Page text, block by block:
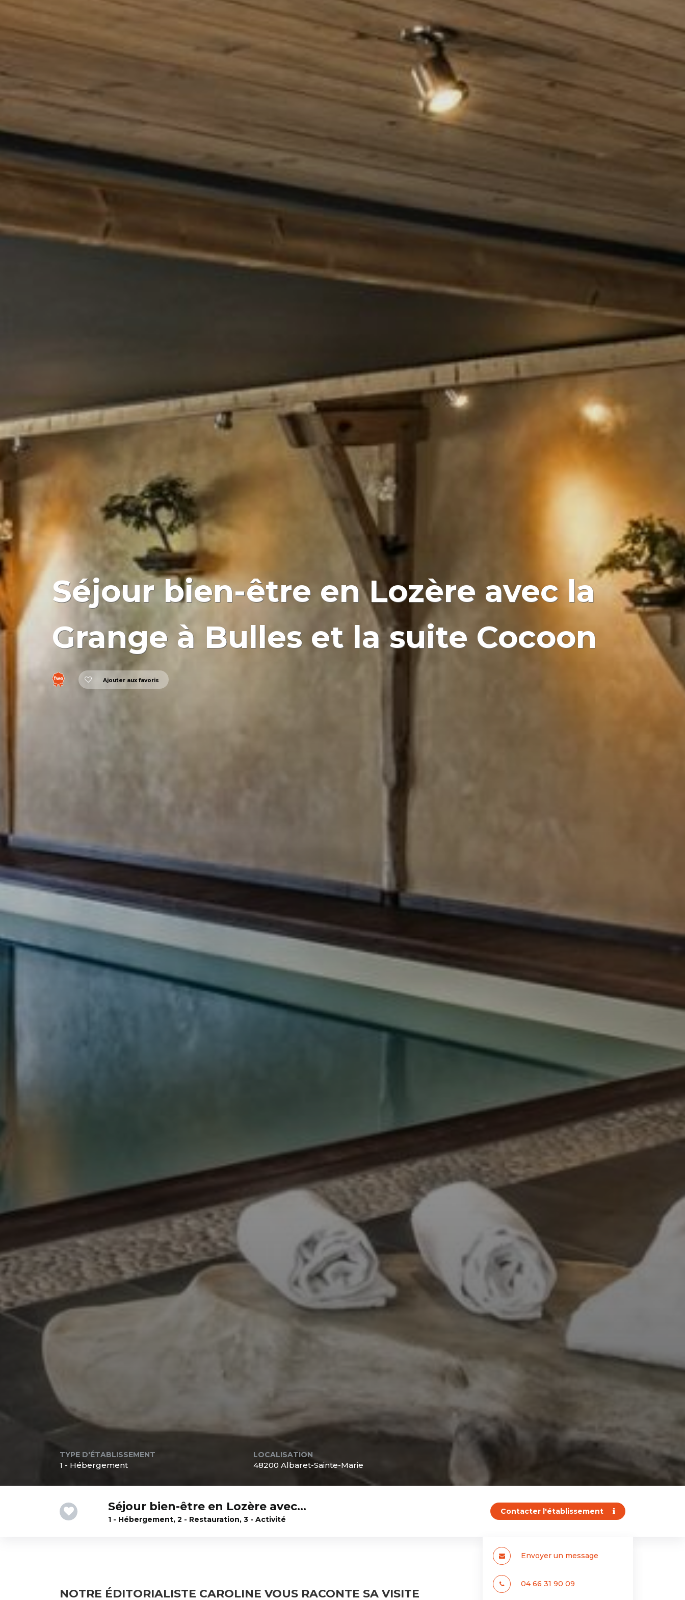
Océanie
Pays de la Loire
Provence-Alpes-Côte d'Azur
Séjour bien-être en Lozère avec la
Grange à Bulles et la suite Cocoon
Ajouter aux favoris
TYPE D'ÉTABLISSEMENT
1 - Hébergement
LOCALISATION
48200 Albaret-Sainte-Marie
Séjour bien-être en Lozère avec…
1 - Hébergement, 2 - Restauration, 3 - Activité
Contacter l'établissement
Envoyer un message
04 66 31 90 09
NOTRE ÉDITORIALISTE CAROLINE VOUS RACONTE SA VISITE